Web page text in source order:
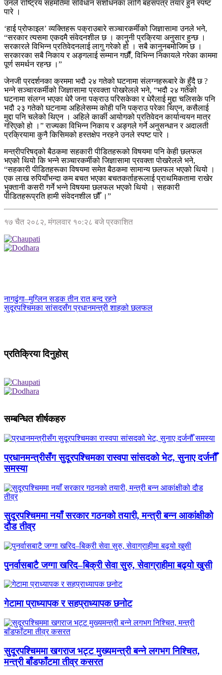
उनले राष्ट्रिय सहमतिमा संविधान संशोधनका लागि बहसपत्र तयार हुने स्पष्ट
पारे ।
‘हाई प्रोफाइल’ व्यक्तिहरू पक्राउबारे सञ्चारकर्मीको जिज्ञासामा उनले भने,
“सरकार त्यसमा एकदमै संवेदनशील छ । कानुनी प्रक्रिया अनुसार हुन्छ ।
सरकारले विभिन्न प्रतिवेदनलाई लागु गरेको हो । सबै कानुनबमोजिम छ ।
सरकारका सबै निकाय र अङ्गलाई सम्मान गर्छौं, विभिन्न निकायले गरेका काममा
पूर्ण समर्थन रहन्छ ।”
जेनजी प्रदर्शनका क्रममा भदौ २४ गतेको घटनामा संलग्नहरूबारे के हुँदै छ ?
भन्ने सञ्चारकर्मीको जिज्ञासामा प्रवक्ता पोखरेलले भने, “भदौ २४ गतेको
घटनामा संलग्न भएका धेरै जना पक्राउ परिसकेका र धेरैलाई मुद्दा चलिसके पनि
भदौ २३ गतेको घटनामा अहिलेसम्म कोही पनि पक्राउ परेका थिएन, कसैलाई
मुद्दा पनि चलेको थिएन । अहिले कार्की आयोगको प्रतिवेदन कार्यान्वयन मात्र
गरिएको हो ।” राज्यका विभिन्न निकाय र अङ्गले गर्ने अनुसन्धान र अदालती
प्रक्रियामा कुनै किसिमको हस्तक्षेप नरहने उनले स्पष्ट पारे ।
मन्त्रीपरिषद्को बैठकमा सहकारी पीडितहरूको विषयमा पनि केही छलफल
भएको थियो कि भन्ने सञ्चारकर्मीको जिज्ञासामा प्रवक्ता पोखरेलले भने,
“सहकारी पीडितहरूका विषयमा समेत बैठकमा सामान्य छलफल भएको थियो ।
एक लाख रुपियाँभन्दा कम बचत भएका बचतकर्ताहरूलाई प्राथमिकतामा राखेर
भुक्तानी कसरी गर्ने भन्ने विषयमा छलफल भएको थियो । सहकारी
पीडितहरूप्रति हामी संवेदनशील छौँ ।”
१७ चैत २०८२, मंगलवार १०:२८ बजे प्रकाशित
नागढुंगा–मुग्लिन सडक तीन रात बन्द रहने
सुदूरपश्चिमका सांसदसँग प्रधानमन्त्री शाहको छलफल
प्रतिक्रिया दिनुहोस्
सम्बन्धित शीर्षकहरु
प्रधानमन्त्रीसँग सुदूरपश्चिमका रास्वपा सांसदको भेट, सुनाए दर्जनौँ
समस्या
सुदूरपश्चिममा नयाँ सरकार गठनको तयारी, मन्त्री बन्न आकांक्षीको
दौड तीव्र
पुनर्वासबाटै जग्गा खरिद–बिक्री सेवा सुरु, सेवाग्राहीमा बढ्यो खुसी
गेटामा प्राध्यापक र सहप्राध्यापक छनोट
सुदूरपश्चिममा खगराज भट्ट मुख्यमन्त्री बन्ने लगभग निश्चित,
मन्त्री बाँडफाँटमा तीव्र कसरत